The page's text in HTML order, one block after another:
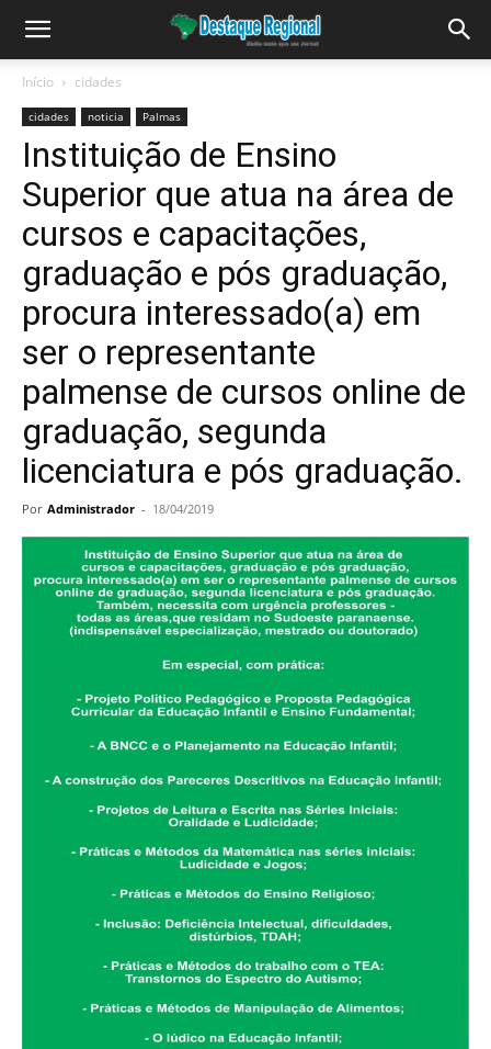
Início cidades
cidades noticia Palmas
Instituição de Ensino
Superior que atua na área de
cursos e capacitações,
graduação e pós graduação,
procura interessado(a) em
ser o representante
palmense de cursos online de
graduação, segunda
licenciatura e pós graduação.
Por Administrador - 18/04/2019